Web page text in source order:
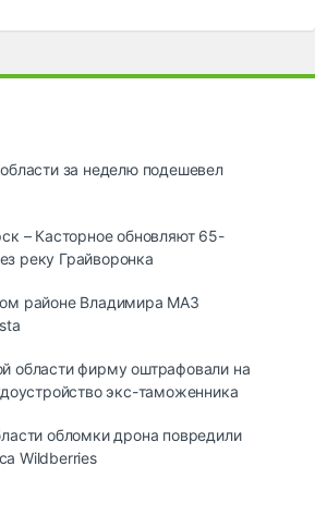
за неделю подешевел
– Касторное обновляют 65-
реку Грайворонка
районе Владимира МАЗ
области фирму оштрафовали на
экс-таможенника
обломки дрона повредили
Wildberries